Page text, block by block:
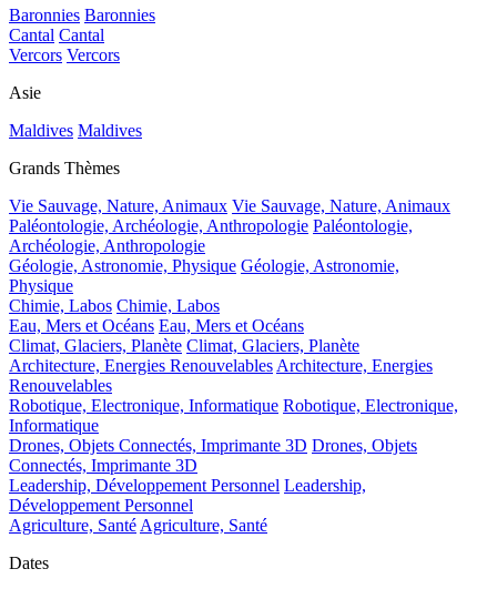
Baronnies Baronnies
Cantal Cantal
Vercors Vercors
Asie
Maldives Maldives
Grands Thèmes
Vie Sauvage, Nature, Animaux Vie Sauvage, Nature, Animaux
Paléontologie, Archéologie, Anthropologie Paléontologie,
Archéologie, Anthropologie
Géologie, Astronomie, Physique Géologie, Astronomie,
Physique
Chimie, Labos Chimie, Labos
Eau, Mers et Océans Eau, Mers et Océans
Climat, Glaciers, Planète Climat, Glaciers, Planète
Architecture, Energies Renouvelables Architecture, Energies
Renouvelables
Robotique, Electronique, Informatique Robotique, Electronique,
Informatique
Drones, Objets Connectés, Imprimante 3D Drones, Objets
Connectés, Imprimante 3D
Leadership, Développement Personnel Leadership,
Développement Personnel
Agriculture, Santé Agriculture, Santé
Dates